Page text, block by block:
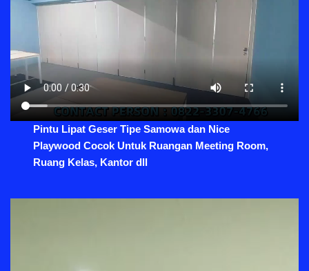
Pintu Lipat Geser Tipe Samowa dan Nice
Playwood Cocok Untuk Ruangan Meeting Room,
Ruang Kelas, Kantor dll